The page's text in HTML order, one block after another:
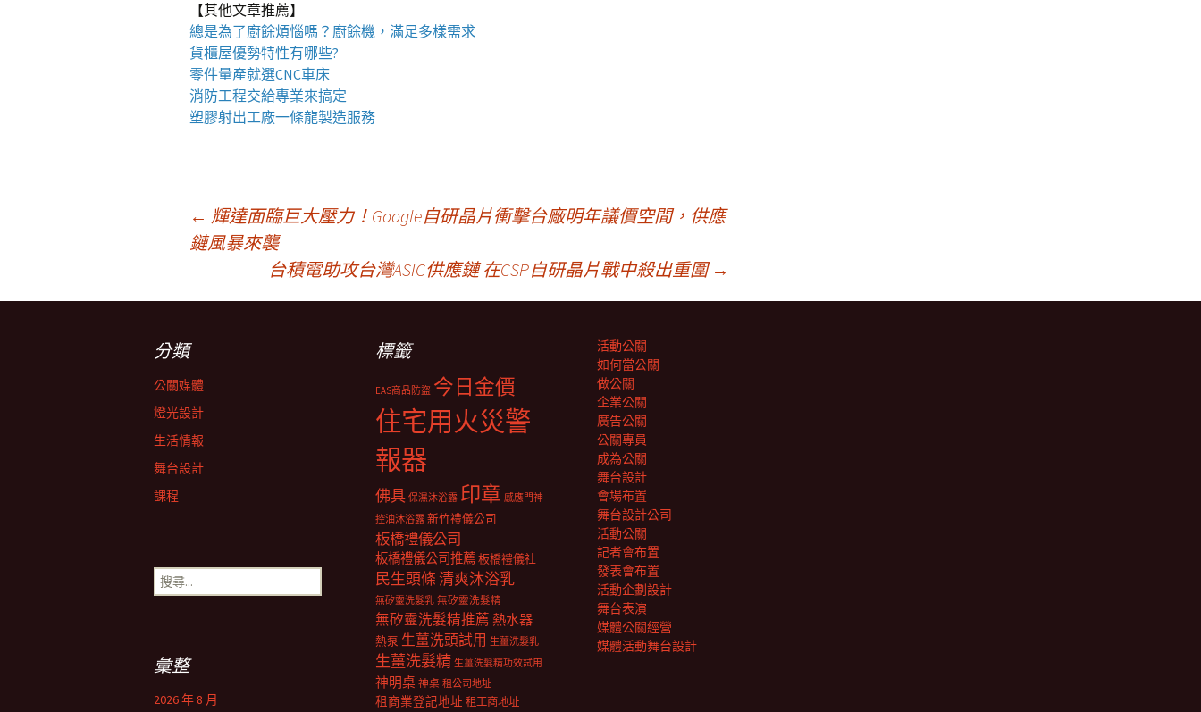
【其他文章推薦】
總是為了廚餘煩惱嗎？ 廚餘機 ，滿足多樣需求
貨櫃屋優勢特性有哪些?
零件量產就選CNC車床
消防工程交給專業來搞定
塑膠射出工廠一條龍製造服務
← 輝達面臨巨大壓力！Google自研晶片衝擊台廠明年議價空間，供應
鏈風暴來襲
台積電助攻台灣ASIC供應鏈 在CSP自研晶片戰中殺出重圍 →
分類
公關媒體
燈光設計
生活情報
舞台設計
課程
標籤
EAS商品防盜 今日金價
住宅用火災警
報器
佛具 保濕沐浴露 印章 感應門神
控油沐浴露 新竹禮儀公司
板橋禮儀公司
板橋禮儀公司推薦板橋禮儀社
民生頭條清爽沐浴乳
無矽靈洗髮乳 無矽靈洗髮精
無矽靈洗髮精推薦 熱水器
熱泵 生薑洗頭試用 生薑洗髮乳
生薑洗髮精 生薑洗髮精功效試用
神明桌 神桌 租公司地址
租商業登記地址 租工商地址
活動公關
如何當公關
做公關
企業公關
廣告公關
公關專員
成為公關
舞台設計
會場布置
舞台設計公司
活動公關
記者會布置
發表會布置
活動企劃設計
舞台表演
媒體公關經營
媒體活動舞台設計
搜
尋
彙整
2026 年 8 月